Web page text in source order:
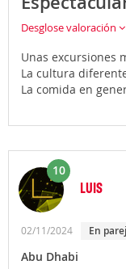
Desglose valoración
Unas excursiones
La cultura
La comida en
10
LUIS
02/11/2024 En
Abu Dhabi